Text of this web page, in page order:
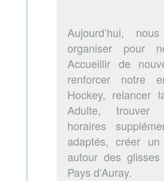
Aujourd’hui,
organiser pour
Accueillir de
renforcer notre
Hockey, relancer
Adulte, trouver
horaires
adaptés, créer
autour des
Pays d’Auray.